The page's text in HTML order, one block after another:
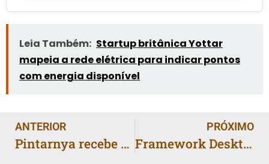
Leia Também: Startup britânica Yottar
mapeia a rede elétrica para indicar pontos
com energia disponível
ANTERIOR
Pintarnya recebe US$ 16,7 milhões em rodada Série A para expandir plataforma de empregos e serviços financeiros na Indonésia
PRÓXIMO
Framework Desktop e Bazzite levam jogos de PC em 4K para a sala de estar